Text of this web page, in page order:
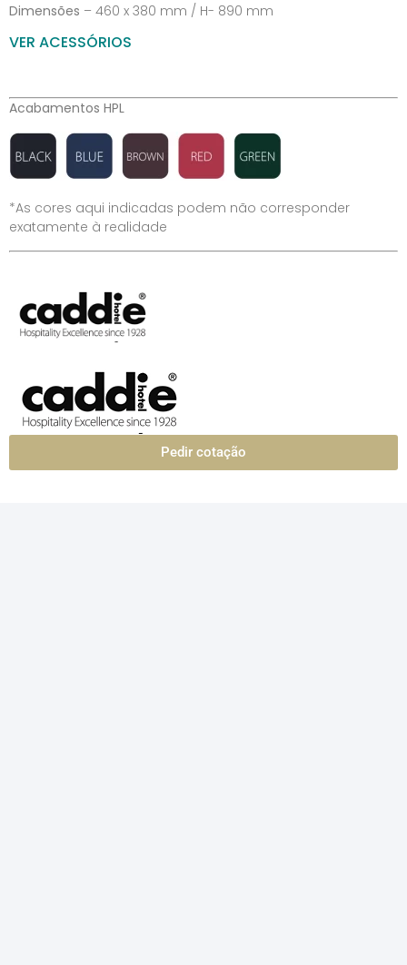
Dimensões – 460 x 380 mm / H- 890 mm
VER ACESSÓRIOS
Acabamentos HPL
*As cores aqui indicadas podem não corresponder
exatamente à realidade
Pedir cotação